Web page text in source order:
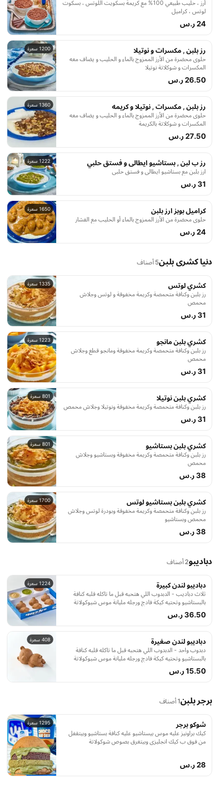
أرز ، حليب طبيعي 100% مع كريمة بسكويت اللوتس ، بسكوت
لوتس ، كراميل
24 ر.س
1200 سعرة رز بلبن , مكسرات و نوتيلا
حلوى محضرة من الأرز الممزوج بالماء و الحليب و يضاف معه
المكسرات و شوكلاتة نوتيلا
26.50 ر.س
1360 سعرة رز بلبن , مكسرات , نوتيلا و كريمه
حلوى محضرة من الأرز الممزوج بالماء و الحليب و يضاف معه
المكسرات و شوكلاتة بالكريمة
27.50 ر.س
1222 سعرة رز ب لبن , بستاشيو ايطالى و فستق حلبي
ارز بلبن مع بستاشيو ايطالي و فستق حلبي
31 ر.س
1650 سعرة كراميل بوبز ارز بلبن
حلوى محضرة من الأرز الممزوج بالماء أو الحليب مع الفشار
24 ر.س
دنيا كشرى بلبن5 أصناف
1335 سعرة كشري لوتس
رز بلبن وكنافة متحمصة وكريمة مخفوقة و لوتس وجلاش
محمص
31 ر.س
1223 سعرة كشري بلبن مانجو
رز بلبن وكنافة متحمصة وكريمة مخفوقة ومانجو قطع وجلاش
محمص
31 ر.س
801 سعرة كشري بلبن نوتيلا
رز بلبن وكنافة متحمصة وكريمة مخفوقة ونوتيلا وجلاش محمص
31 ر.س
801 سعرة كشري بلبن بستاشيو
رز بلبن وكنافة متحمصة وكريمة مخفوقة وبستاشيو وجلاش
محمص
38 ر.س
1700 سعرة كشري بلبن بستاشيو لوتس
رز بلبن وكنافة متحمصة وكريمة مخفوقة وبودرة لوتس وجلاش
محمص وبستاشيو
38 ر.س
دباديبو2 أصناف
1224 سعرة دباديبو لندن كبيرة
ثلاث دباديب - الدبدوب اللي هتحبه قبل ما تاكله قلبه كنافة
بالبستاشيو وتحتيه كيكة فادچ ورجله مليانة موس شيوكولاتة
طعمه حكاية وشكله يخطف
36.50 ر.س
408 سعرة دباديبو لندن صغيرة
دبدوب واحد - الدبدوب اللي هتحبه قبل ما تاكله قلبه كنافة
بالبستاشيو وتحتيه كيكة فادچ ورجله مليانة موس شيوكولاتة
طعمه حكاية وشكله يخطف
15.50 ر.س
برجر بلبن1 أصناف
1295 سعرة شوكو برجر
كيك براونيز عليه موس بيستاشيو عليه كنافة بستاشيو وبيتقفل
من فوق ب كيك انجليزي وبيتغرق بصوص شوكولاتة
28 ر.س